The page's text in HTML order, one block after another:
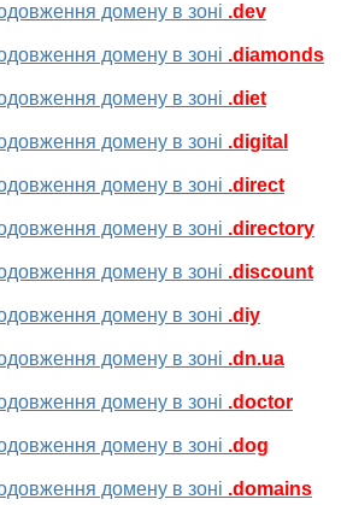
домену в зоні .dev
домену в зоні .diamonds
домену в зоні .diet
домену в зоні .digital
домену в зоні .direct
домену в зоні .directory
домену в зоні .discount
домену в зоні .diy
домену в зоні .dn.ua
домену в зоні .doctor
домену в зоні .dog
домену в зоні .domains